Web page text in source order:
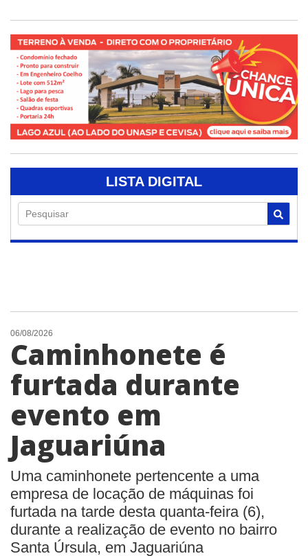
LISTA DIGITAL
Pesquisar
06/08/2026
Caminhonete é
furtada durante
evento em
Jaguariúna
Uma caminhonete pertencente a uma
empresa de locação de máquinas foi
furtada na tarde desta quanta-feira (6),
durante a realização de evento no bairro
Santa Úrsula, em Jaguariúna